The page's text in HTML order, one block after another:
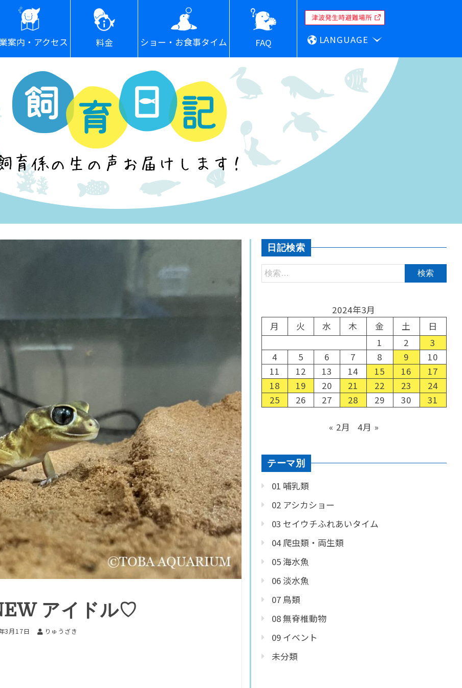
案内・アクセス 料金 ショー・お食事タイム FAQ LANGUAGE
アイドル♡
3月17日 りゅうざき
日記検索
2024年3月
月
火 水 木 金 土
日
1
2
3
4
5 6 7 8 9
10
11
12 13 14 15 16
17
18
19 20 21 22 23
24
25
26 27 28 29 30 31
« 2月 4月 »
テーマ別
01 哺乳類
02 アシカショー
03 セイウチふれあいタイム
04 爬虫類・両生類
05 海水魚
06 淡水魚
07 鳥類
08 無脊椎動物
09 イベント
未分類